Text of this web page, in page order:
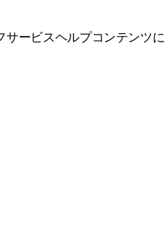
ービスヘルプコンテンツ